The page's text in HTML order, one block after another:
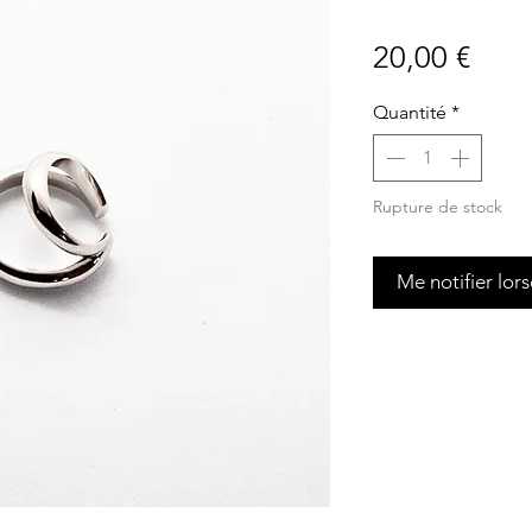
20,00 €Prix
Quantité *
Rupture de stock
Me notifier